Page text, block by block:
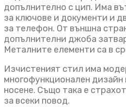
допълнително с цип. Има
за ключове и документи и
за телефон. От външна
допълнителни джоба
Металните елементи са в
Изчистеният стил има
многофункционален дизайн
носене. Също така е
за всеки повод.